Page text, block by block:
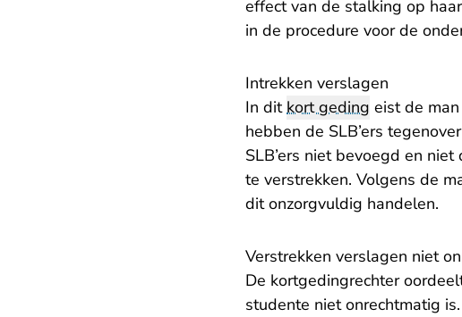
effect van de stalking op
in de procedure voor de
Intrekken verslagen
In ditkort geding eist de
hebben de SLB’ers
SLB’ers niet bevoegd en
te verstrekken. Volgens de
dit onzorgvuldig handelen.
Verstrekken verslagen niet
De kortgedingrechter
studente niet onrechtmatig